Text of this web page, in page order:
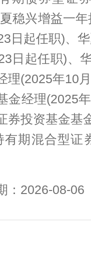
稳兴增益一
日起任职)、
日起任职)、
理(2025年10
金经理(2025
券投资基金基
有期混合型证
：2026-08-06